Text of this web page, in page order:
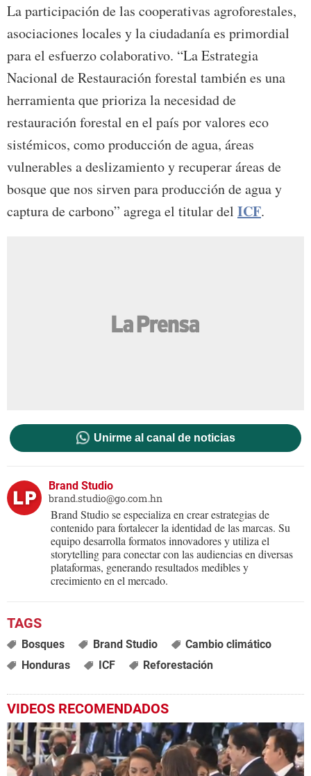
La participación de las cooperativas agroforestales,
asociaciones locales y la ciudadanía es primordial
para el esfuerzo colaborativo. “La Estrategia
Nacional de Restauración forestal también es una
herramienta que prioriza la necesidad de
restauración forestal en el país por valores eco
sistémicos, como producción de agua, áreas
vulnerables a deslizamiento y recuperar áreas de
bosque que nos sirven para producción de agua y
captura de carbono” agrega el titular del ICF.
Unirme al canal de noticias
Brand Studio
brand.studio@go.com.hn
Brand Studio se especializa en crear estrategias de
contenido para fortalecer la identidad de las marcas. Su
equipo desarrolla formatos innovadores y utiliza el
storytelling para conectar con las audiencias en diversas
plataformas, generando resultados medibles y
crecimiento en el mercado.
Bosques Brand Studio
Cambio climático
Honduras
ICF Reforestación
VIDEOS RECOMENDADOS